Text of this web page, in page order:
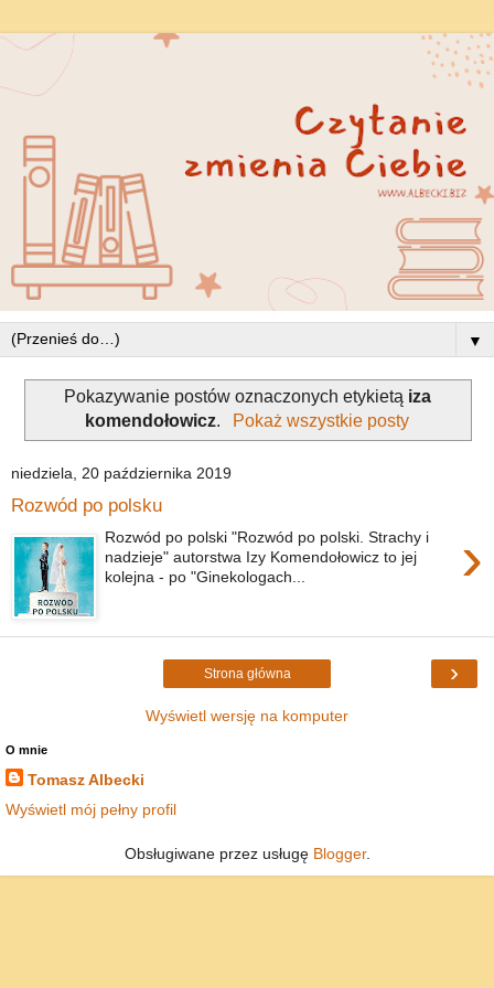
▼
Pokazywanie postów oznaczonych etykietą iza
komendołowicz. Pokaż wszystkie posty
niedziela, 20 października 2019
Rozwód po polsku
›
Rozwód po polski "Rozwód po polski. Strachy i
nadzieje" autorstwa Izy Komendołowicz to jej
kolejna - po "Ginekologach...
›
Strona główna
Wyświetl wersję na komputer
O mnie
Tomasz Albecki
Wyświetl mój pełny profil
Obsługiwane przez usługę Blogger.